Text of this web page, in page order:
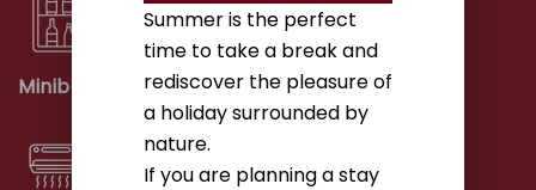
Minibarek Sejf
Summer is the perfect
time to take a break and
rediscover the pleasure of
a holiday surrounded by
nature.
If you are planning a stay